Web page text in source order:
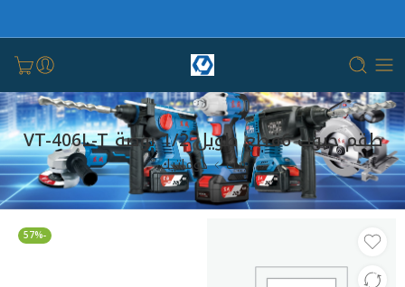
طقم حبوب 6قطع طويل 1/2 بوصة VT-406L-T
بيت دوماتيك
-57%